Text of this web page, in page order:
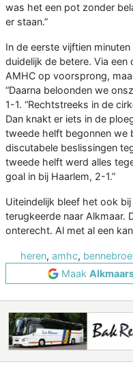
was het een pot zonder
er staan.”
In de eerste vijftien
duidelijk de betere. Via
AMHC op voorsprong,
“Daarna beloonden we
1-1. “Rechtstreeks in de
Dan knakt er iets in de
tweede helft begonnen we
discutabele beslissingen
tweede helft werd alles
goal in bij Haarlem, 2-1.”
Uiteindelijk bleef het ook
terugkeerde naar Alkmaar.
onterecht. Al met al een
heren, amhc,
Maak